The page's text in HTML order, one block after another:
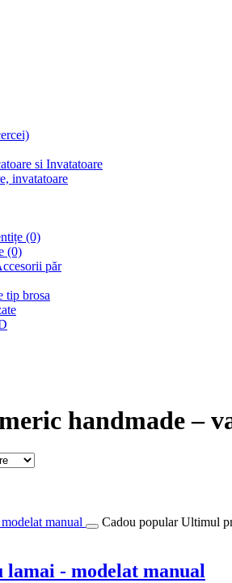
si Invatatoare
invatatoare
(0)
(0)
păr
tip brosa
handmade –
Cadou popularUltimul
lamai - modelat manual